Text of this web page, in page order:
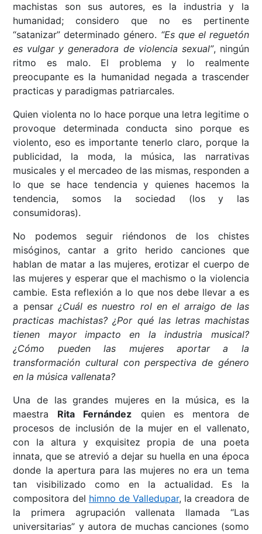
machistas son sus autores, es la industria y la
humanidad; considero que no es pertinente
“satanizar” determinado género. “Es que el reguetón
es vulgar y generadora de violencia sexual”, ningún
ritmo es malo. El problema y lo realmente
preocupante es la humanidad negada a trascender
practicas y paradigmas patriarcales.
Quien violenta no lo hace porque una letra legitime o
provoque determinada conducta sino porque es
violento, eso es importante tenerlo claro, porque la
publicidad, la moda, la música, las narrativas
musicales y el mercadeo de las mismas, responden a
lo que se hace tendencia y quienes hacemos la
tendencia, somos la sociedad (los y las
consumidoras).
No podemos seguir riéndonos de los chistes
misóginos, cantar a grito herido canciones que
hablan de matar a las mujeres, erotizar el cuerpo de
las mujeres y esperar que el machismo o la violencia
cambie. Esta reflexión a lo que nos debe llevar a es
a pensar ¿Cuál es nuestro rol en el arraigo de las
practicas machistas? ¿Por qué las letras machistas
tienen mayor impacto en la industria musical?
¿Cómo pueden las mujeres aportar a la
transformación cultural con perspectiva de género
en la música vallenata?
Una de las grandes mujeres en la música, es la
maestra Rita Fernández quien es mentora de
procesos de inclusión de la mujer en el vallenato,
con la altura y exquisitez propia de una poeta
innata, que se atrevió a dejar su huella en una época
donde la apertura para las mujeres no era un tema
tan visibilizado como en la actualidad. Es la
compositora del himno de Valledupar, la creadora de
la primera agrupación vallenata llamada “Las
universitarias” y autora de muchas canciones (somo